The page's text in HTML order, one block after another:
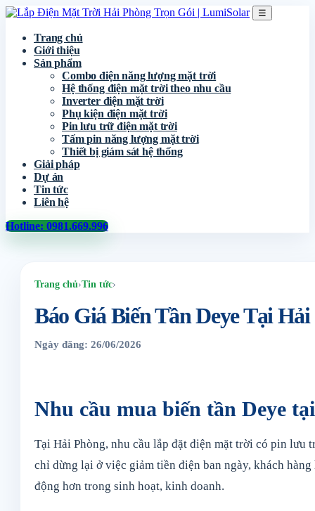
☰
Trang chủ
Giới thiệu
Sản phẩm
Combo điện năng lượng mặt trời
Hệ thống điện mặt trời theo nhu cầu
Inverter điện mặt trời
Phụ kiện điện mặt trời
Pin lưu trữ điện mặt trời
Tấm pin năng lượng mặt trời
Thiết bị giám sát hệ thống
Giải pháp
Dự án
Tin tức
Liên hệ
Hotline: 0981.669.996
Trang chủ›Tin tức›
Báo Giá Biến Tần Deye Tại
Ngày đăng: 26/06/2026
Nhu cầu mua biến tần Deye
Tại Hải Phòng, nhu cầu lắp đặt điện mặt trời có pin lưu
chỉ dừng lại ở việc giảm tiền điện ban ngày, khách
động hơn trong sinh hoạt, kinh doanh.